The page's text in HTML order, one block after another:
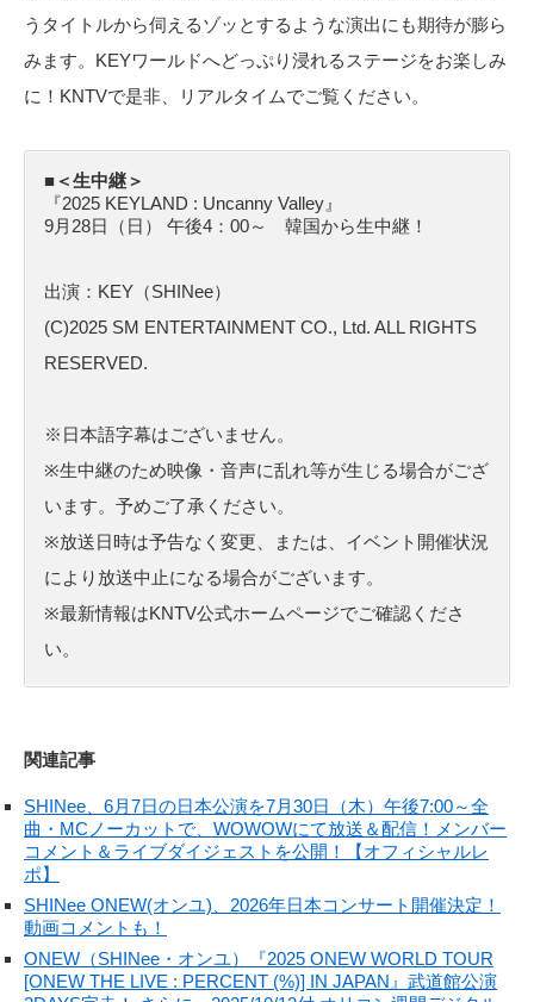
うタイトルから伺えるゾッとするような演出にも期待が膨ら
みます。KEYワールドへどっぷり浸れるステージをお楽しみ
に！KNTVで是非、リアルタイムでご覧ください。
■＜生中継＞
『2025 KEYLAND : Uncanny Valley』
9月28日（日） 午後4：00～ 韓国から生中継！
出演：KEY（SHINee）
(C)2025 SM ENTERTAINMENT CO., Ltd. ALL RIGHTS
RESERVED.
※日本語字幕はございません。
※生中継のため映像・音声に乱れ等が生じる場合がござ
います。予めご了承ください。
※放送日時は予告なく変更、または、イベント開催状況
により放送中止になる場合がございます。
※最新情報はKNTV公式ホームページでご確認くださ
い。
関連記事
SHINee、6月7日の日本公演を7月30日（木）午後7:00～全
曲・MCノーカットで、WOWOWにて放送＆配信！メンバー
コメント＆ライブダイジェストを公開！【オフィシャルレ
ポ】
SHINee ONEW(オンユ)、2026年日本コンサート開催決定！
動画コメントも！
ONEW（SHINee・オンユ）『2025 ONEW WORLD TOUR
[ONEW THE LIVE : PERCENT (%)] IN JAPAN』武道館公演